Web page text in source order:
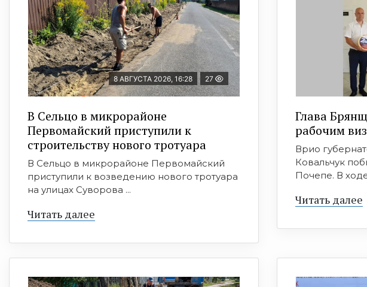
8 АВГУСТА 2026, 16:28 27
В Сельцо в микрорайоне
Первомайский приступили к
строительству нового тротуара
В Сельцо в микрорайоне Первомайский
приступили к возведению нового тротуара
на улицах Суворова ...
Читать далее
Глава
рабочим
Врио
Ковальчук
Почепе. В ходе
Читать далее